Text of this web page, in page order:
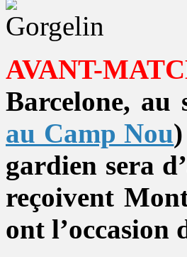
AVANT-
Barcelone, au
au Camp Nou
gardien sera
reçoivent
ont l’occasion